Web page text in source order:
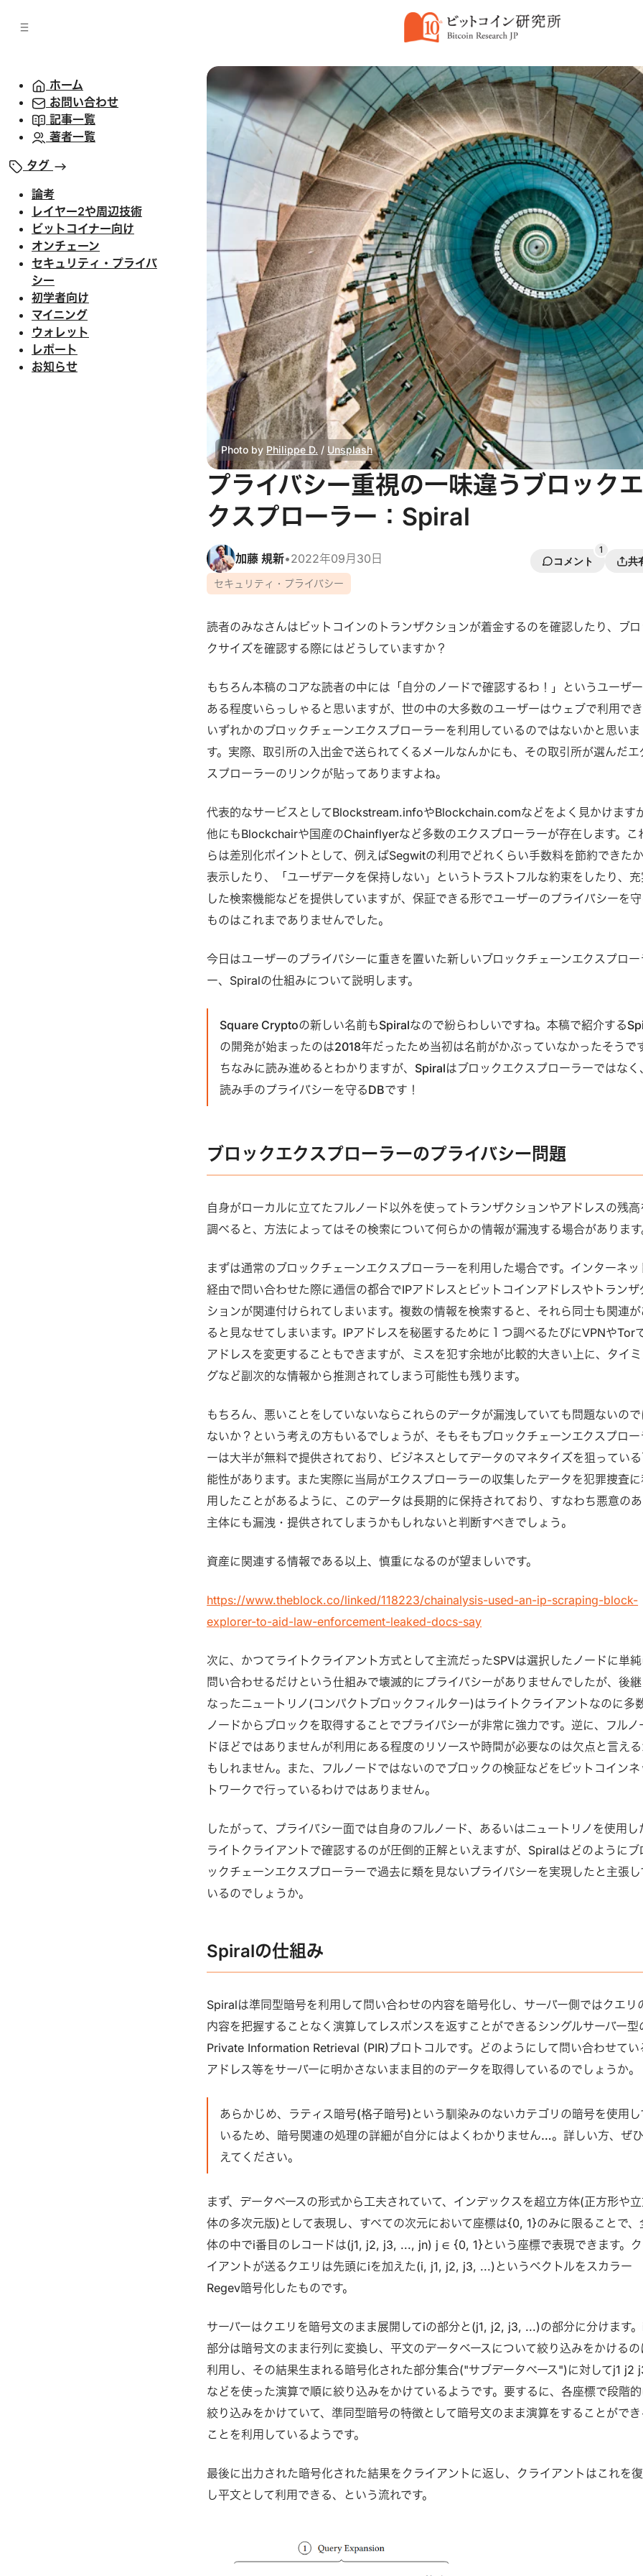
ホーム
お問い合わせ
記事一覧
著者一覧
タグ
論考
レイヤー2や周辺技術
ビットコイナー向け
オンチェーン
セキュリティ・プライバ
シー
初学者向け
マイニング
ウォレット
レポート
お知らせ
Photo by Philippe D. / Unsplash
プライバシー重視の一味違うブロックエ
クスプローラー：Spiral
加藤 規新•2022年09月30日 コメント
1
共
セキュリティ・プライバシー
読者のみなさんはビットコインのトランザクションが着金するのを確認したり、ブロ
クサイズを確認する際にはどうしていますか？
もちろん本稿のコアな読者の中には「自分のノードで確認するわ！」というユーザ
ある程度いらっしゃると思いますが、世の中の大多数のユーザーはウェブで利用で
いずれかのブロックチェーンエクスプローラーを利用しているのではないかと思いま
す。実際、取引所の入出金で送られてくるメールなんかにも、その取引所が選んだエ
スプローラーのリンクが貼ってありますよね。
代表的なサービスとしてBlockstream.infoやBlockchain.comなどをよく見かけますが
他にもBlockchairや国産のChainflyerなど多数のエクスプローラーが存在します。こ
らは差別化ポイントとして、例えばSegwitの利用でどれくらい手数料を節約できた
表示したり、「ユーザデータを保持しない」というトラストフルな約束をしたり、充
した検索機能などを提供していますが、保証できる形でユーザーのプライバシーを守
ものはこれまでありませんでした。
今日はユーザーのプライバシーに重きを置いた新しいブロックチェーンエクスプロー
ー、Spiralの仕組みについて説明します。
Square Cryptoの新しい名前もSpiralなので紛らわしいですね。本稿で紹介する
の開発が始まったのは2018年だったため当初は名前がかぶっていなかったそうです
ちなみに読み進めるとわかりますが、Spiralはブロックエクスプローラーではなく
読み手のプライバシーを守るDBです！
ブロックエクスプローラーのプライバシー問題
自身がローカルに立てたフルノード以外を使ってトランザクションやアドレスの残高
調べると、方法によってはその検索について何らかの情報が漏洩する場合があります
まずは通常のブロックチェーンエクスプローラーを利用した場合です。インターネッ
経由で問い合わせた際に通信の都合でIPアドレスとビットコインアドレスやトランザ
ションが関連付けられてしまいます。複数の情報を検索すると、それら同士も関連が
ると見なせてしまいます。IPアドレスを秘匿するために１つ調べるたびにVPNやTor
アドレスを変更することもできますが、ミスを犯す余地が比較的大きい上に、タイ
グなど副次的な情報から推測されてしまう可能性も残ります。
もちろん、悪いことをしていないならこれらのデータが漏洩していても問題ないので
ないか？という考えの方もいるでしょうが、そもそもブロックチェーンエクスプロー
ーは大半が無料で提供されており、ビジネスとしてデータのマネタイズを狙ってい
能性があります。また実際に当局がエクスプローラーの収集したデータを犯罪捜査に
用したことがあるように、このデータは長期的に保持されており、すなわち悪意の
主体にも漏洩・提供されてしまうかもしれないと判断すべきでしょう。
資産に関連する情報である以上、慎重になるのが望ましいです。
https://www.theblock.co/linked/118223/chainalysis-used-an-ip-scraping-block-
explorer-to-aid-law-enforcement-leaked-docs-say
次に、かつてライトクライアント方式として主流だったSPVは選択したノードに単純
問い合わせるだけという仕組みで壊滅的にプライバシーがありませんでしたが、後継
なったニュートリノ(コンパクトブロックフィルター)はライトクライアントなのに多
ノードからブロックを取得することでプライバシーが非常に強力です。逆に、フルノ
ドほどではありませんが利用にある程度のリソースや時間が必要なのは欠点と言え
もしれません。また、フルノードではないのでブロックの検証などをビットコインネ
トワークで行っているわけではありません。
したがって、プライバシー面では自身のフルノード、あるいはニュートリノを使用し
ライトクライアントで確認するのが圧倒的正解といえますが、Spiralはどのようにブ
ックチェーンエクスプローラーで過去に類を見ないプライバシーを実現したと主張し
いるのでしょうか。
Spiralの仕組み
Spiralは準同型暗号を利用して問い合わせの内容を暗号化し、サーバー側ではクエリ
内容を把握することなく演算してレスポンスを返すことができるシングルサーバー型
Private Information Retrieval (PIR)プロトコルです。どのようにして問い合わせてい
アドレス等をサーバーに明かさないまま目的のデータを取得しているのでしょうか。
あらかじめ、ラティス暗号(格子暗号)という馴染みのないカテゴリの暗号を使用し
いるため、暗号関連の処理の詳細が自分にはよくわかりません…。詳しい方、ぜ
えてください。
まず、データベースの形式から工夫されていて、インデックスを超立方体(正方形や
体の多次元版)として表現し、すべての次元において座標は{0, 1}のみに限ることで、
体の中でi番目のレコードは(j1, j2, j3, ..., jn) j ∈ {0, 1}という座標で表現できます。
イアントが送るクエリは先頭にiを加えた(i, j1, j2, j3, ...)というベクトルをスカラー
Regev暗号化したものです。
サーバーはクエリを暗号文のまま展開してiの部分と(j1, j2, j3, ...)の部分に分けます
部分は暗号文のまま行列に変換し、平文のデータベースについて絞り込みをかけるの
利用し、その結果生まれる暗号化された部分集合("サブデータべース")に対してj1 j2
などを使った演算で順に絞り込みをかけているようです。要するに、各座標で段階的
絞り込みをかけていて、準同型暗号の特徴として暗号文のまま演算をすることができ
ことを利用しているようです。
最後に出力された暗号化された結果をクライアントに返し、クライアントはこれを
し平文として利用できる、という流れです。